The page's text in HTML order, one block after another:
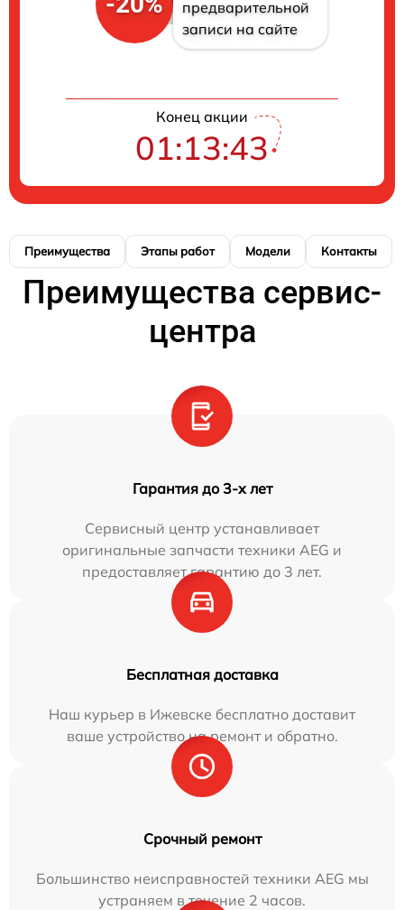
предварительной
записи на сайте
Конец акции
01:13:42
Преимущества Этапы работ Модели Контакты
Преимущества сервис-
центра
Гарантия до 3-х лет
Сервисный центр устанавливает
оригинальные запчасти техники AEG и
предоставляет гарантию до 3 лет.
Бесплатная доставка
Наш курьер в Ижевске бесплатно доставит
ваше устройство на ремонт и обратно.
Срочный ремонт
Большинство неисправностей техники AEG мы
устраняем в течение 2 часов.